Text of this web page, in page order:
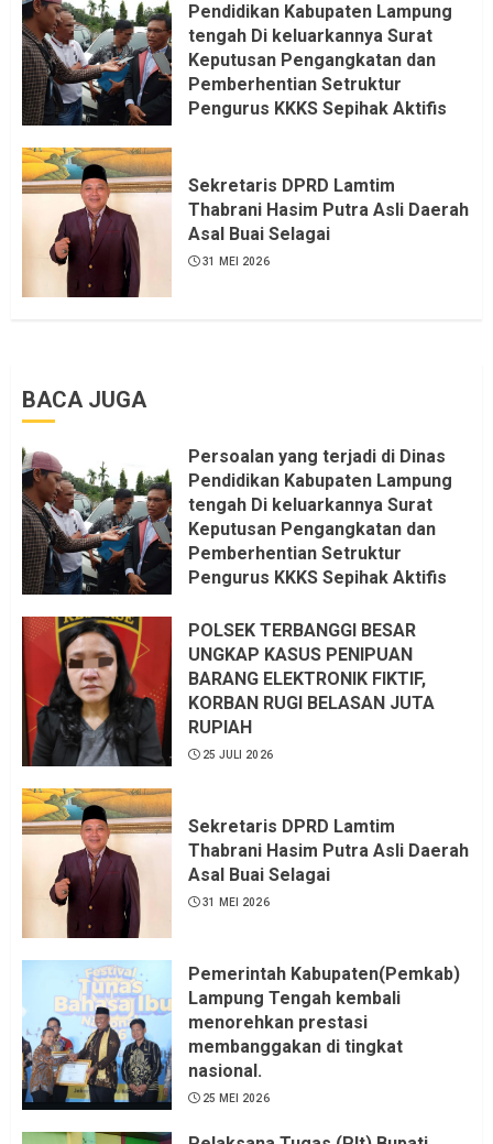
Pendidikan Kabupaten Lampung
tengah Di keluarkannya Surat
Keputusan Pengangkatan dan
Pemberhentian Setruktur
Pengurus KKKS Sepihak Aktifis
Dapat saya pastikan penuh Unsur
KKN, dan Unsur Politik.
6 AGUSTUS 2026
Sekretaris DPRD Lamtim
Thabrani Hasim Putra Asli Daerah
Asal Buai Selagai
31 MEI 2026
BACA JUGA
Persoalan yang terjadi di Dinas
Pendidikan Kabupaten Lampung
tengah Di keluarkannya Surat
Keputusan Pengangkatan dan
Pemberhentian Setruktur
Pengurus KKKS Sepihak Aktifis
Sangat menantang Aturan dan
Dapat saya pastikan penuh Unsur
KKN, dan Unsur Politik.
6 AGUSTUS 2026
POLSEK TERBANGGI BESAR
UNGKAP KASUS PENIPUAN
BARANG ELEKTRONIK FIKTIF,
KORBAN RUGI BELASAN JUTA
RUPIAH
25 JULI 2026
Sekretaris DPRD Lamtim
Thabrani Hasim Putra Asli Daerah
Asal Buai Selagai
31 MEI 2026
Pemerintah Kabupaten(Pemkab)
Lampung Tengah kembali
menorehkan prestasi
membanggakan di tingkat
nasional.
25 MEI 2026